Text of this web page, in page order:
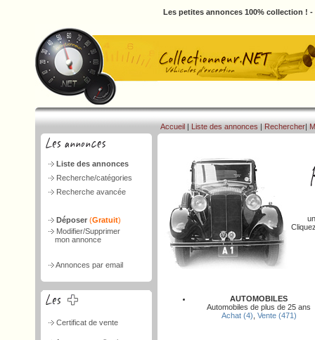
Les petites annonces 100% collection !
Liste des annonces
Recherche/catégories
Recherche avancée
Déposer (Gratuit)
Modifier/Supprimer
mon annonce
Annonces par email
Certificat de vente
Accueil | Liste des annonces | Rechercher|
AUTOMOBILES
Automobiles de plus de 25 ans
Achat (4) Vente (471)